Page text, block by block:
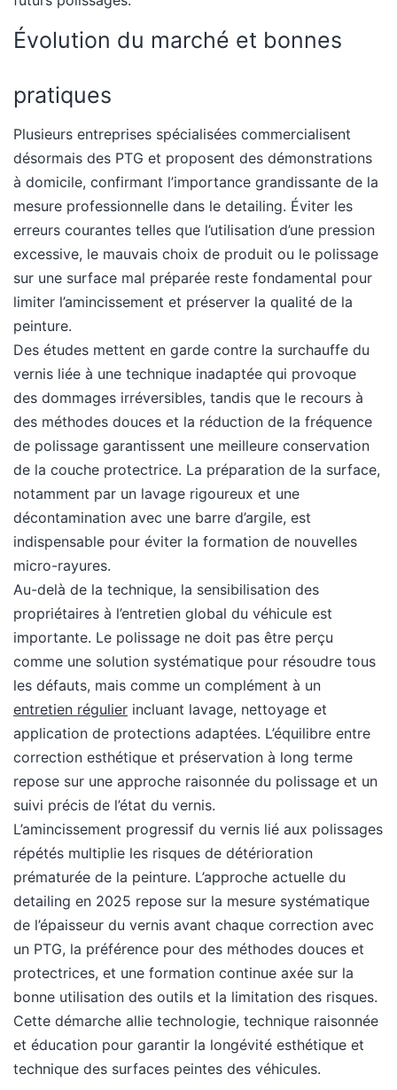
Évolution du marché et bonnes
pratiques
Plusieurs entreprises spécialisées commercialisent
désormais des PTG et proposent des démonstrations
à domicile, confirmant l’importance grandissante de la
mesure professionnelle dans le detailing. Éviter les
erreurs courantes telles que l’utilisation d’une pression
excessive, le mauvais choix de produit ou le polissage
sur une surface mal préparée reste fondamental pour
limiter l’amincissement et préserver la qualité de la
peinture.
Des études mettent en garde contre la surchauffe du
vernis liée à une technique inadaptée qui provoque
des dommages irréversibles, tandis que le recours à
des méthodes douces et la réduction de la fréquence
de polissage garantissent une meilleure conservation
de la couche protectrice. La préparation de la surface,
notamment par un lavage rigoureux et une
décontamination avec une barre d’argile, est
indispensable pour éviter la formation de nouvelles
micro-rayures.
Au-delà de la technique, la sensibilisation des
propriétaires à l’entretien global du véhicule est
importante. Le polissage ne doit pas être perçu
comme une solution systématique pour résoudre tous
les défauts, mais comme un complément à un
entretien régulier incluant lavage, nettoyage et
application de protections adaptées. L’équilibre entre
correction esthétique et préservation à long terme
repose sur une approche raisonnée du polissage et un
suivi précis de l’état du vernis.
L’amincissement progressif du vernis lié aux polissages
répétés multiplie les risques de détérioration
prématurée de la peinture. L’approche actuelle du
detailing en 2025 repose sur la mesure systématique
de l’épaisseur du vernis avant chaque correction avec
un PTG, la préférence pour des méthodes douces et
protectrices, et une formation continue axée sur la
bonne utilisation des outils et la limitation des risques.
Cette démarche allie technologie, technique raisonnée
et éducation pour garantir la longévité esthétique et
technique des surfaces peintes des véhicules.